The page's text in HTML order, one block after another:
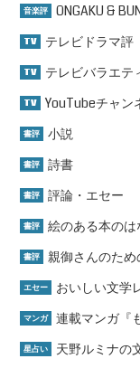
音楽評 ONGAKU &
TV テレビドラマ評
TV テレビバラエテ
TV YouTubeチャン
書評 小説
書評 詩書
書評 評論・エセー
書評 絵のある本のは
書評 親御さんのた
エセー おいしい文学
マンガ 連載マンガ『
星占い 天野ルミナの